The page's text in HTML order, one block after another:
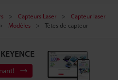
Capteurs Laser
Capteur laser
Modèles Têtes de capteur